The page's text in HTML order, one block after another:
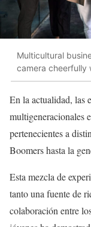
Multicultural
camera cheerfully
En la actualidad, las
multigeneracionales
pertenecientes a
Boomers hasta la
Esta mezcla de
tanto una fuente de
colaboración entre